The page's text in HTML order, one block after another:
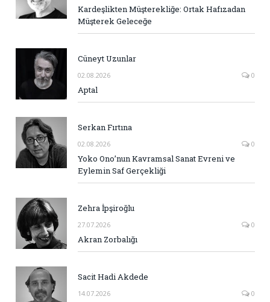
Kardeşlikten Müşterekliğe: Ortak Hafızadan
Müşterek Geleceğe
Cüneyt Uzunlar
02.08.2026 0
Aptal
Serkan Fırtına
02.08.2026 0
Yoko Ono’nun Kavramsal Sanat Evreni ve
Eylemin Saf Gerçekliği
Zehra İpşiroğlu
27.07.2026 0
Akran Zorbalığı
Sacit Hadi Akdede
14.07.2026 0